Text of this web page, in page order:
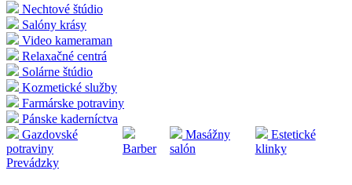
Nechtové štúdio
Salóny krásy
Video kameraman
Relaxačné centrá
Solárne štúdio
Kozmetické služby
Farmárske potraviny
Pánske kaderníctva
Gazdovské
potraviny
Barber
Masážny
salón
Estetické
klinky
Prevádzky